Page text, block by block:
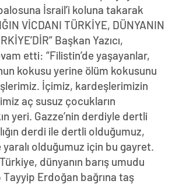
İsrail’i koluna takarak
VİCDANI TÜRKİYE, DÜNYANIN
Başkan Yazıcı,
etti: “Filistin’de yaşayanlar,
kokusu yerine ölüm kokusunu
İçimiz, kardeşlerimizin
aç susuz çocukların
yeri. Gazze’nin derdiyle dertli
derdi ile dertli olduğumuz,
yaralı olduğumuz için bu gayret.
dünyanın barış umudu
Tayyip Erdoğan bağrına taş